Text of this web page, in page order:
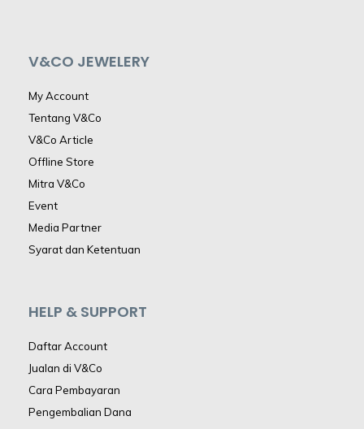
V&CO JEWELERY
My Account
Tentang V&Co
V&Co Article
Offline Store
Mitra V&Co
Event
Media Partner
Syarat dan Ketentuan
HELP & SUPPORT
Daftar Account
Jualan di V&Co
Cara Pembayaran
Pengembalian Dana